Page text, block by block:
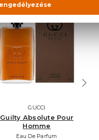
GUCCI
Guilty Absolute Pour
Homme
Eau De Parfum